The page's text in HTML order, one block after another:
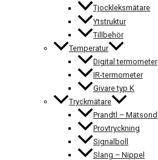
Tjockleksmätare
Ytstruktur
Tillbehör
Temperatur
Digital termometer
IR-termometer
Givare typ K
Tryckmätare
Prandtl – Mätsond
Provtryckning
Signalboll
Slang – Nippel